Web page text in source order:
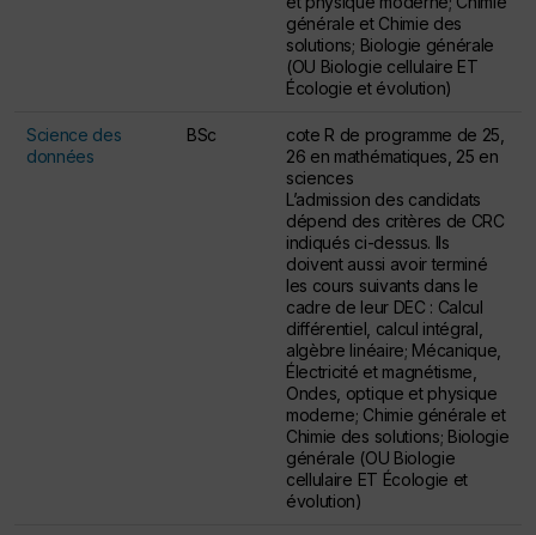
générale et Chimie des
solutions; Biologie générale
(OU Biologie cellulaire ET
Écologie et évolution)
Science des
données
BSc
cote R de programme de 25,
26 en mathématiques, 25 en
sciences
L’admission des candidats
dépend des critères de CRC
indiqués ci-dessus. Ils
doivent aussi avoir terminé
les cours suivants dans le
cadre de leur DEC : Calcul
différentiel, calcul intégral,
algèbre linéaire; Mécanique,
Électricité et magnétisme,
Ondes, optique et physique
moderne; Chimie générale et
Chimie des solutions; Biologie
générale (OU Biologie
cellulaire ET Écologie et
évolution)